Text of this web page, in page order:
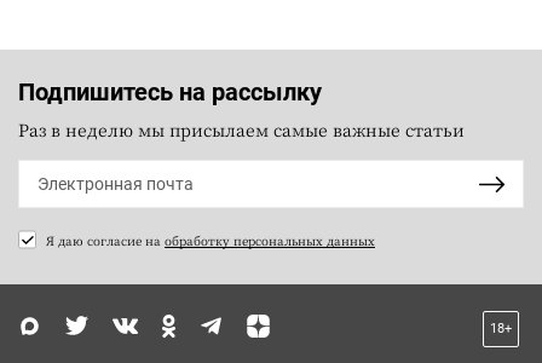
Подпишитесь на рассылку
Раз в неделю мы присылаем самые важные статьи
Я даю согласие на обработку персональных данных
18+